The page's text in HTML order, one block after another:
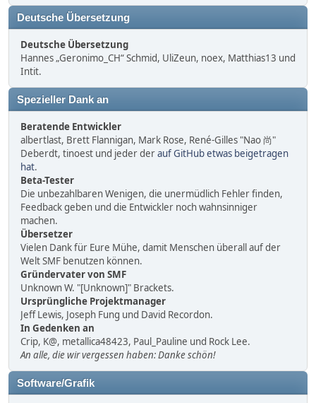
Deutsche Übersetzung
Deutsche Übersetzung
Hannes „Geronimo_CH“ Schmid, UliZeun, noex, Matthias13 und
Intit.
Spezieller Dank an
Beratende Entwickler
albertlast, Brett Flannigan, Mark Rose, René-Gilles "Nao 尚"
Deberdt, tinoest und jeder derauf GitHub etwas beigetragen
hat.
Beta-Tester
Die unbezahlbaren Wenigen, die unermüdlich Fehler finden,
Feedback geben und die Entwickler noch wahnsinniger
machen.
Übersetzer
Vielen Dank für Eure Mühe, damit Menschen überall auf der
Welt SMF benutzen können.
Gründervater von SMF
Unknown W. "[Unknown]" Brackets.
Ursprüngliche Projektmanager
Jeff Lewis, Joseph Fung und David Recordon.
In Gedenken an
Crip, K@, metallica48423, Paul_Pauline und Rock Lee.
An alle, die wir vergessen haben: Danke schön!
Software/Grafik